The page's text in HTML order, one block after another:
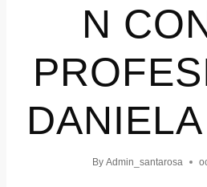
N
By Admin_santarosa